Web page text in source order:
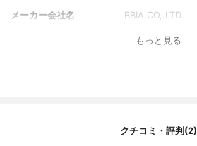
メーカー会社名 BBIA.CO,.LTD.
もっと見る
クチコミ・評判(2)